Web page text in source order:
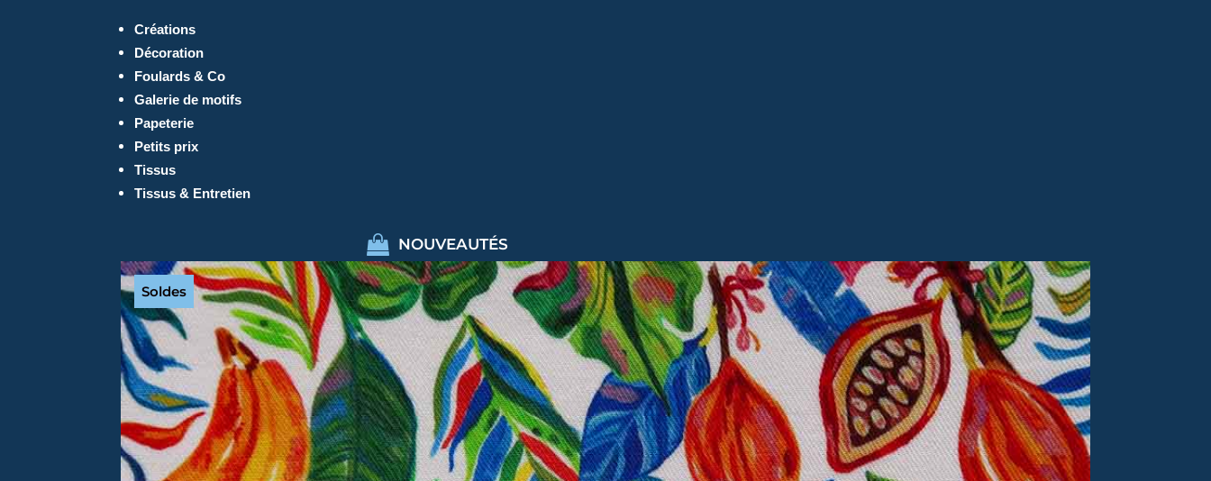
Créations
Décoration
Foulards & Co
Galerie de motifs
Papeterie
Petits prix
Tissus
Tissus & Entretien
NOUVEAUTÉS
Soldes